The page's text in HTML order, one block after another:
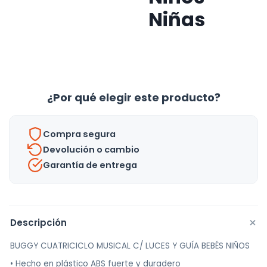
Niñas
¿Por qué elegir este producto?
Compra segura
Devolución o cambio
Garantía de entrega
Descripción +
BUGGY CUATRICICLO MUSICAL C/ LUCES Y GUÍA BEBÉS NIÑOS
• Hecho en plástico ABS fuerte y duradero